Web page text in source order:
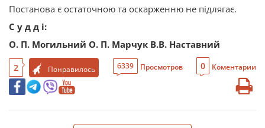
Постанова є остаточною та оскарженню не підлягає.
С у д д і:
О. П. Могильний О. П. Марчук В.В. Наставний
2 Понравилось 6339 Просмотров 0 Коментарии